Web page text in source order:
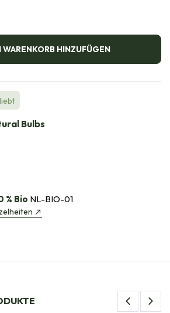
WARENKORB HINZUFÜGEN
Bulbs
% Bio NL-BIO-01